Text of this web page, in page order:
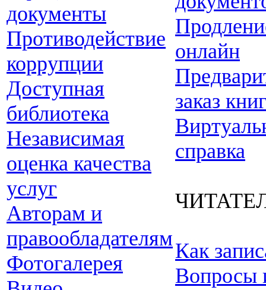
документы
Противодействие
коррупции
Доступная
библиотека
Независимая
оценка качества
услуг
Авторам и
правообладателям
Фотогалерея
онлайн
заказ
справка
Как
Вопросы